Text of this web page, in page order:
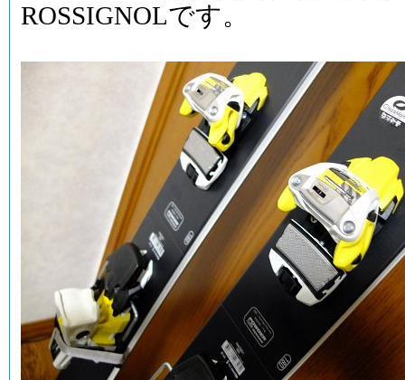
ROSSIGNOLです。